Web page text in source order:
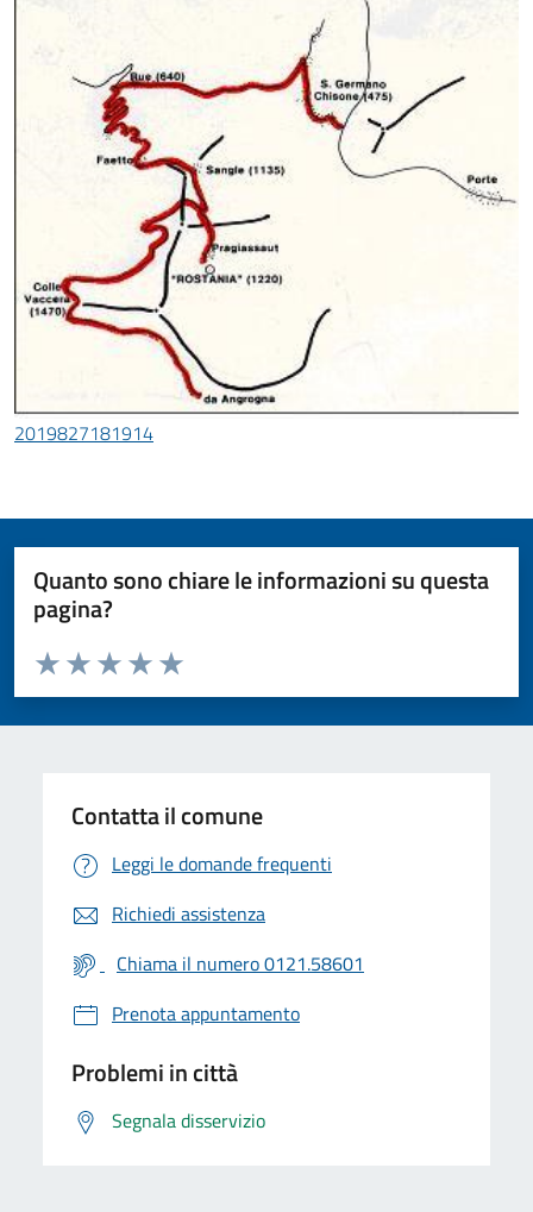
2019827181914
Quanto sono chiare le informazioni su questa
pagina?
Valuta da 1 a 5 stelle la pagina
Valuta 5 stelle su 5
Valuta 4 stelle su 5
Valuta 3 stelle su 5
Valuta 2 stelle su 5
Valuta 1 stelle su 5
Contatta il comune
Leggi le domande frequenti
Richiedi assistenza
Chiama il numero 0121.58601
Prenota appuntamento
Problemi in città
Segnala disservizio